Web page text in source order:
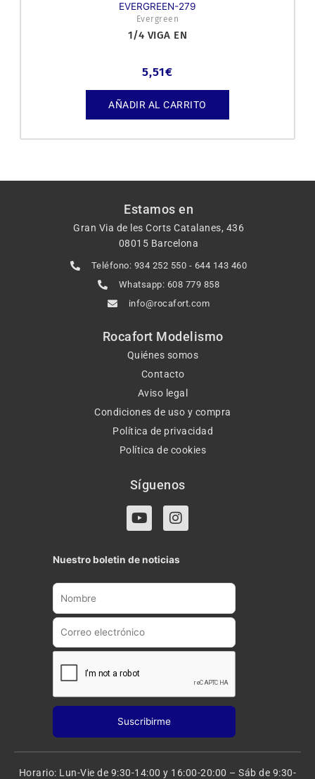
EVERGREEN-279
Evergreen
1/4 VIGA EN
5,51€
AÑADIR AL CARRITO
Estamos en
Gran Via de les Corts Catalanes, 436
08015 Barcelona
Teléfono: 934 252 550 - 644 143 460
Whatsapp: 608 779 858
info@rocafort.com
Rocafort Modelismo
Quiénes somos
Contacto
Aviso legal
Condiciones de uso y compra
Política de privacidad
Política de cookies
Síguenos
Y
o
t
u
b
I
n
t
a
g
a
Nuestro boletin de noticias
Horario: Lun-Vie de 9:30-14:00 y 16:00-20:00 – Sáb de 9:30-